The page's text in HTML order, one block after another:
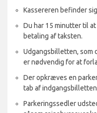
Kassereren befinder
Du har 15 minutter til
betaling af taksten.
Udgangsbilletten, som
er nødvendig for at
Der opkræves en
tab af
Parkeringssedler